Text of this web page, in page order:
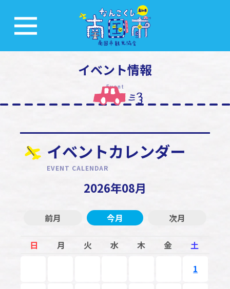
イベント情報
Event
イベントカレンダー
EVENT CALENDAR
2026年08月
前月 今月 次月
日 月 火 水 木 金
土
1